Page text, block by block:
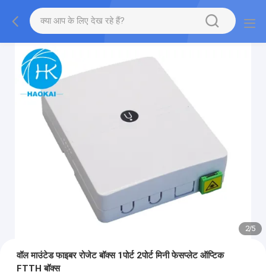
2/5
वॉल माउंटेड फाइबर रोजेट बॉक्स 1पोर्ट 2पोर्ट मिनी फेसप्लेट ऑप्टिक
FTTH बॉक्स